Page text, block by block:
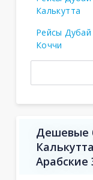
Калькутта
Рейсы Дубай
Коччи
Дешевые